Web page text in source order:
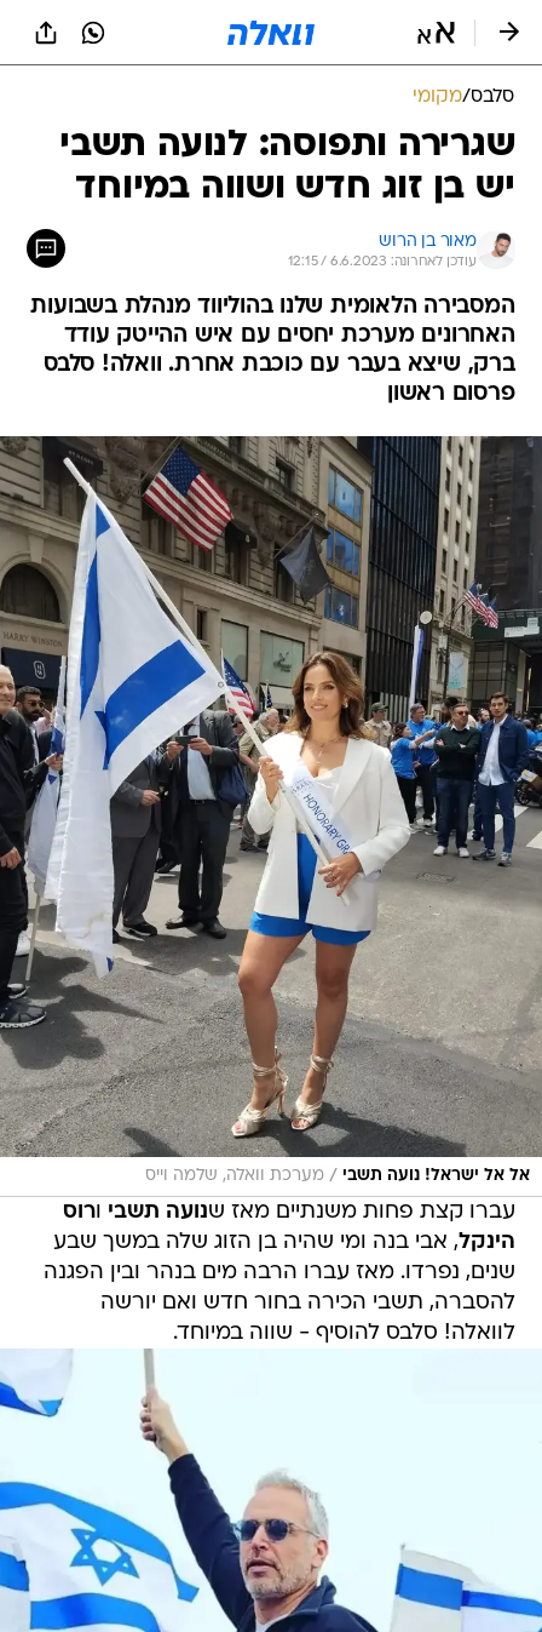
סלבס/מקומי
שגרירה ותפוסה: לנועה תשבי
יש בן זוג חדש ושווה במיוחד
מאור בן הרוש
עודכן לאחרונה: 6.6.2023 / 12:15
המסבירה הלאומית שלנו בהוליווד מנהלת בשבועות
האחרונים מערכת יחסים עם איש ההייטק עודד
ברק, שיצא בעבר עם כוכבת אחרת. וואלה! סלבס
פרסום ראשון
אל אל ישראל! נועה תשבי / מערכת וואלה, שלמה וייס
עברו קצת פחות משנתיים מאז שנועה תשבי ורוס
הינקל, אבי בנה ומי שהיה בן הזוג שלה במשך שבע
שנים, נפרדו. מאז עברו הרבה מים בנהר ובין הפגנה
להסברה, תשבי הכירה בחור חדש ואם יורשה
לוואלה! סלבס להוסיף - שווה במיוחד.